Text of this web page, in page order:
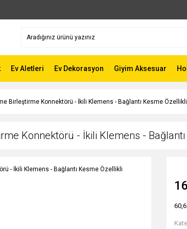
Ev Aletleri Ev Dekorasyon Giyim Aksesuar
Birleştirme Konnektörü - İkili Klemens - Bağlantı Kesme Özellikli
Konnektörü - İkili Klemens -